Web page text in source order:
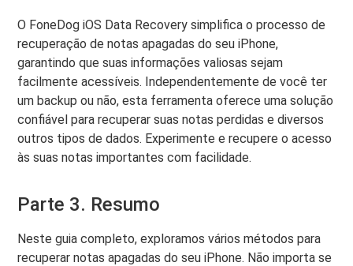
O FoneDog iOS Data Recovery simplifica o processo de
recuperação de notas apagadas do seu iPhone,
garantindo que suas informações valiosas sejam
facilmente acessíveis. Independentemente de você ter
um backup ou não, esta ferramenta oferece uma solução
confiável para recuperar suas notas perdidas e diversos
outros tipos de dados. Experimente e recupere o acesso
às suas notas importantes com facilidade.
Parte 3. Resumo
Neste guia completo, exploramos vários métodos para
recuperar notas apagadas do seu iPhone. Não importa se